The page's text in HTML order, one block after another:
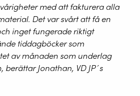
med att fakturera alla
Det var svårt att få en
inget fungerade riktigt
tiddagböcker som
av månaden som underlag
Jonathan, VD JP´s